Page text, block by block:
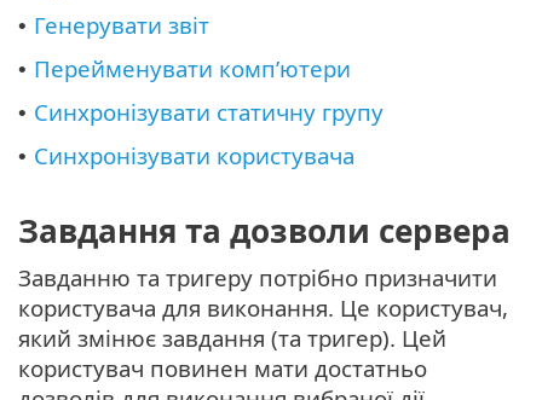
• Генерувати звіт
• Перейменувати комп’ютери
• Синхронізувати статичну групу
• Синхронізувати користувача
Завдання та дозволи сервера
Завданню та тригеру потрібно призначити
користувача для виконання. Це користувач,
який змінює завдання (та тригер). Цей
користувач повинен мати достатньо